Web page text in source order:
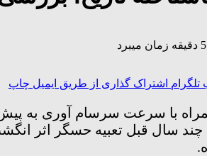
تلگرام اشتراک گذاری از طریق ایمیل چاپ
با سرعت سرسام آوری به پیش
چند سال قبل تعبیه حسگر اثر